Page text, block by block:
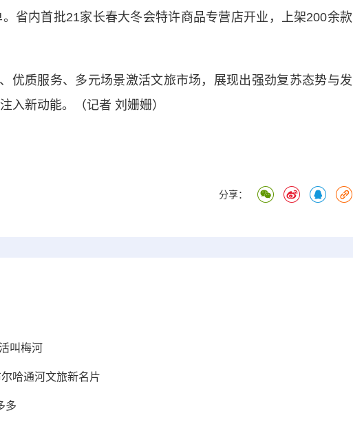
省内首批21家长春大冬会特许商品专营店开业，上架200余款
质服务、多元场景激活文旅市场，展现出强劲复苏态势与发
入新动能。（记者 刘姗姗）
分享：
叫梅河
哈通河文旅新名片
多